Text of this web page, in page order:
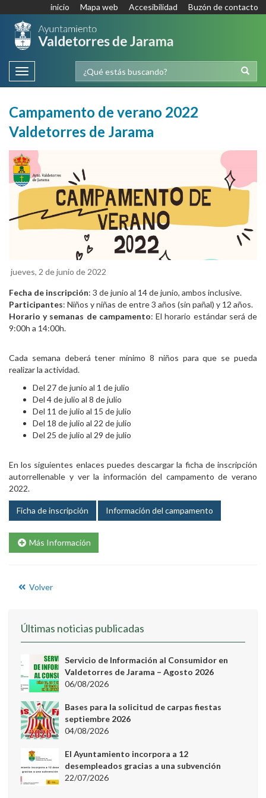
inicio Mapa web Accesibilidad Buzón de contacto
Toggle
navigation
Campamento de verano 2022
Valdetorres de Jarama
jueves, 2 de junio de 2022
Fecha de inscripción: 3 de junio al 14 de junio, ambos inclusive.
Participantes: Niños y niñas de entre 3 años (sin pañal) y 12 años.
Horario y semanas de campamento: El horario estándar será de
9:00h a 14:00h.
Cada semana deberá tener mínimo 8 niños para que se pueda
realizar la actividad.
Del 27 de junio al 1 de julio
Del 4 de julio al 8 de julio
Del 11 de julio al 15 de julio
Del 18 de julio al 22 de julio
Del 25 de julio al 29 de julio
En los siguientes enlaces puedes descargar la ficha de inscripción
autorrellenable y ver la información del campamento de verano
2022.
Ficha de inscripción Información del campamento
Más Información
Volver
Últimas noticias publicadas
Servicio de Información al Consumidor en
Valdetorres de Jarama – Agosto 2026
06/08/2026
Bases para la solicitud de carpas fiestas
septiembre 2026
04/08/2026
El Ayuntamiento incorpora a 12
desempleados gracias a una subvención
22/07/2026